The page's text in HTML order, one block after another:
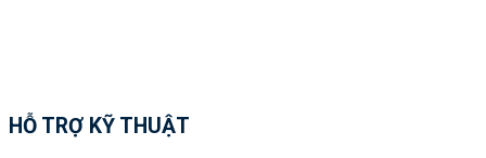
HỖ TRỢ KỸ THUẬT